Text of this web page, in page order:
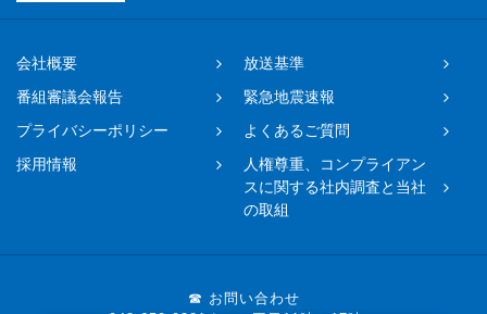
会社概要
放送基準
番組審議会報告
緊急地震速報
プライバシーポリシー
よくあるご質問
採用情報
人権尊重、コンプライアン
スに関する社内調査と当社
の取組
☎ お問い合わせ